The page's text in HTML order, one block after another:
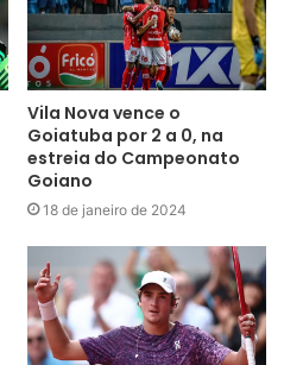
Vila Nova vence o
Goiatuba por 2 a 0, na
estreia do Campeonato
Goiano
18 de janeiro de 2024